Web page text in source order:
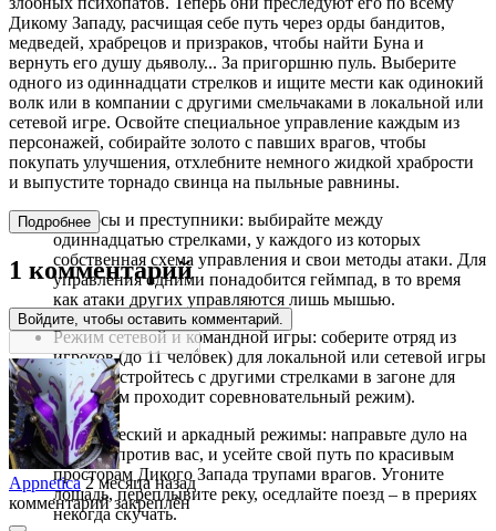
Дикому Западу, расчищая себе путь через орды бандитов,
медведей, храбрецов и призраков, чтобы найти Буна и
вернуть его душу дьяволу... За пригоршню пуль. Выберите
одного из одиннадцати стрелков и ищите мести как одинокий
волк или в компании с другими смельчаками в локальной или
сетевой игре. Освойте специальное управление каждым из
персонажей, собирайте золото с павших врагов, чтобы
покупать улучшения, отхлебните немного жидкой храбрости
и выпустите торнадо свинца на пыльные равнины.
Отбросы и преступники: выбирайте между
одиннадцатью стрелками, у каждого из которых
собственная схема управления и свои методы атаки. Для
управления одними понадобится геймпад, в то время
как атаки других управляются лишь мышью.
Режим сетевой и командной игры: соберите отряд из
игроков (до 11 человек) для локальной или сетевой игры
или же устройтесь с другими стрелками в загоне для
скота (там проходит соревновательный режим).
Исторический и аркадный режимы: направьте дуло на
тех, кто против вас, и усейте свой путь по красивым
просторам Дикого Запада трупами врагов. Угоните
лошадь, переплывите реку, оседлайте поезд – в прериях
некогда скучать.
Подробнее
1 комментарий
Войдите, чтобы оставить комментарий.
Appnetica 2 месяца назад
комментарий закреплён